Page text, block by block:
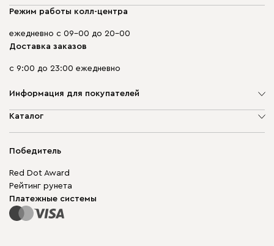
Режим работы колл-центра
ежедневно с 09-00 до 20-00
Доставка заказов
с 9:00 до 23:00 ежедневно
Информация для покупателей
О компании
Гарантия
Для бизнеса
Карта сайта
Каталог
Корпусная мебель
Модульная мебель
Столы и стулья
Победитель
Red Dot Award
Рейтинг рунета
Платежные системы